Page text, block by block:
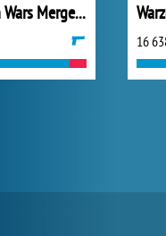
Chicken Wars Merge Connect
16